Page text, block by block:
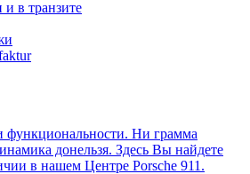
в транзите
Ни грамма
донельзя. Здесь Вы найдете
в нашем Центре Porsche 911.